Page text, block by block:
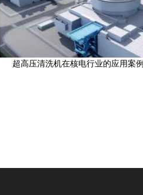
超高压清洗机在核电行业的应用案例